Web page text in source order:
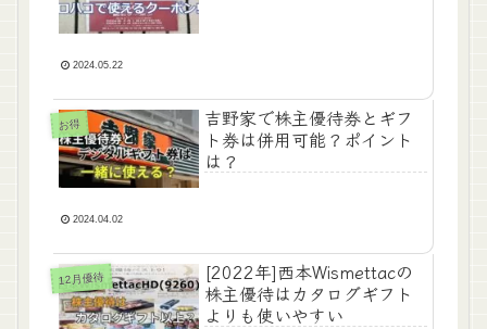
2024.05.22
お得
吉野家で株主優待券とギフ
ト券は併用可能？ポイント
は？
2024.04.02
12月優待
[2022年]西本Wismettacの
株主優待はカタログギフト
よりも使いやすい